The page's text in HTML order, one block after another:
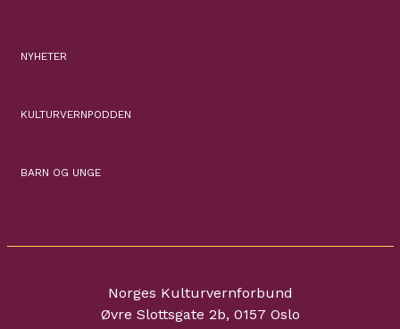
NYHETER
KULTURVERNPODDEN
BARN OG UNGE
Norges Kulturvernforbund
Øvre Slottsgate 2b, 0157 Oslo